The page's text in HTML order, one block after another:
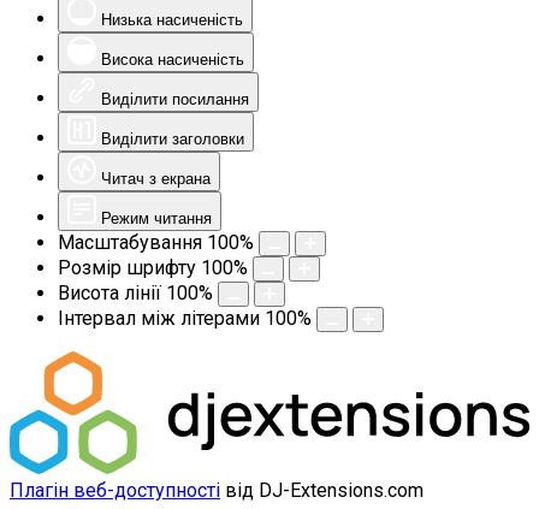
Низька насиченість
Висока насиченість
Виділити посилання
Виділити заголовки
Читач з екрана
Режим читання
Масштабування 100%
Розмір шрифту 100%
Висота лінії 100%
Інтервал між літерами 100%
Плагін веб-доступності від DJ-Extensions.com